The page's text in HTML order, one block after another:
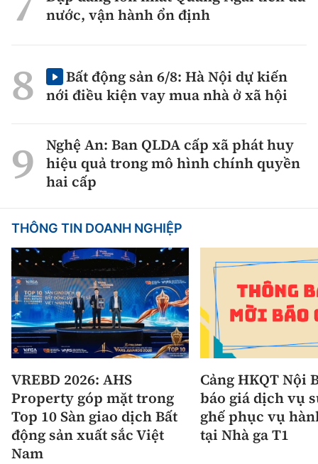
nước, vận hành ổn định
Bất động sản 6/8: Hà Nội dự kiến
nới điều kiện vay mua nhà ở xã hội
Nghệ An: Ban QLDA cấp xã phát huy
hiệu quả trong mô hình chính quyền
hai cấp
THÔNG TIN DOANH NGHIỆP
VREBD 2026: AHS
Property góp mặt trong
Top 10 Sàn giao dịch Bất
động sản xuất sắc Việt
Nam
Cảng HKQT Nội
báo giá dịch vụ
ghế phục vụ
tại Nhà ga T1